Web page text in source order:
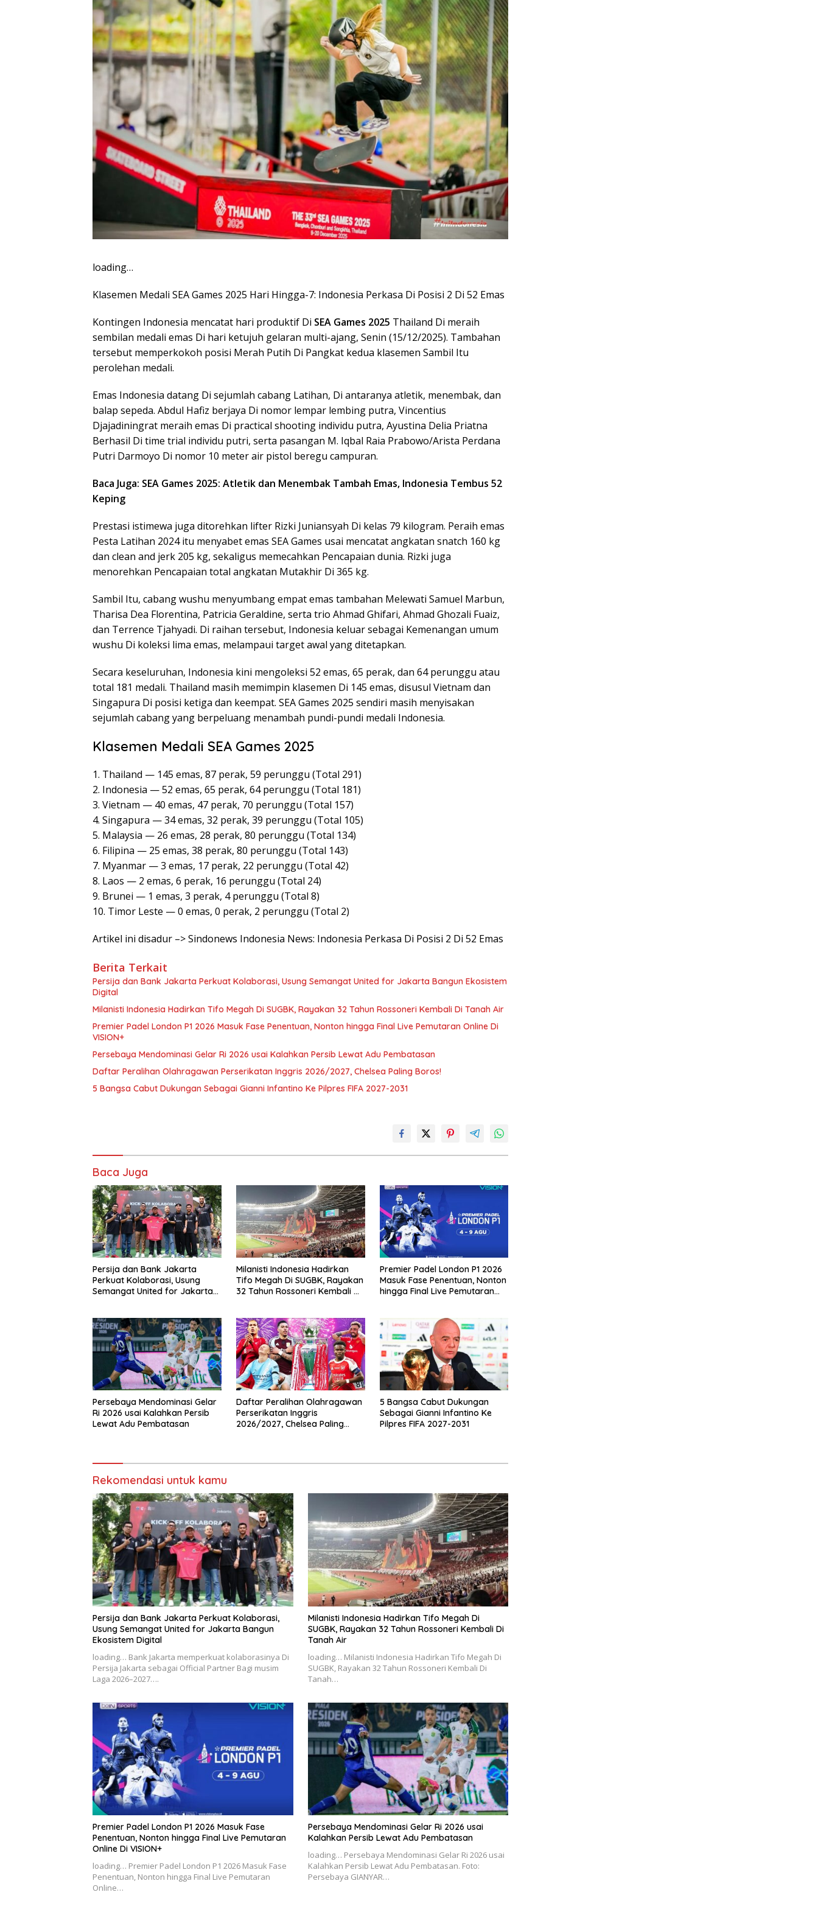
loading…
Klasemen Medali SEA Games 2025 Hari Hingga-7: Indonesia Perkasa Di Posisi 2 Di 52 Emas
Kontingen Indonesia mencatat hari produktif Di SEA Games 2025 Thailand Di meraih
sembilan medali emas Di hari ketujuh gelaran multi-ajang, Senin (15/12/2025). Tambahan
tersebut memperkokoh posisi Merah Putih Di Pangkat kedua klasemen Sambil Itu
perolehan medali.
Emas Indonesia datang Di sejumlah cabang Latihan, Di antaranya atletik, menembak, dan
balap sepeda. Abdul Hafiz berjaya Di nomor lempar lembing putra, Vincentius
Djajadiningrat meraih emas Di practical shooting individu putra, Ayustina Delia Priatna
Berhasil Di time trial individu putri, serta pasangan M. Iqbal Raia Prabowo/Arista Perdana
Putri Darmoyo Di nomor 10 meter air pistol beregu campuran.
Baca Juga: SEA Games 2025: Atletik dan Menembak Tambah Emas, Indonesia Tembus 52
Keping
Prestasi istimewa juga ditorehkan lifter Rizki Juniansyah Di kelas 79 kilogram. Peraih emas
Pesta Latihan 2024 itu menyabet emas SEA Games usai mencatat angkatan snatch 160 kg
dan clean and jerk 205 kg, sekaligus memecahkan Pencapaian dunia. Rizki juga
menorehkan Pencapaian total angkatan Mutakhir Di 365 kg.
Sambil Itu, cabang wushu menyumbang empat emas tambahan Melewati Samuel Marbun,
Tharisa Dea Florentina, Patricia Geraldine, serta trio Ahmad Ghifari, Ahmad Ghozali Fuaiz,
dan Terrence Tjahyadi. Di raihan tersebut, Indonesia keluar sebagai Kemenangan umum
wushu Di koleksi lima emas, melampaui target awal yang ditetapkan.
Secara keseluruhan, Indonesia kini mengoleksi 52 emas, 65 perak, dan 64 perunggu atau
total 181 medali. Thailand masih memimpin klasemen Di 145 emas, disusul Vietnam dan
Singapura Di posisi ketiga dan keempat. SEA Games 2025 sendiri masih menyisakan
sejumlah cabang yang berpeluang menambah pundi-pundi medali Indonesia.
Klasemen Medali SEA Games 2025
1. Thailand — 145 emas, 87 perak, 59 perunggu (Total 291)
2. Indonesia — 52 emas, 65 perak, 64 perunggu (Total 181)
3. Vietnam — 40 emas, 47 perak, 70 perunggu (Total 157)
4. Singapura — 34 emas, 32 perak, 39 perunggu (Total 105)
5. Malaysia — 26 emas, 28 perak, 80 perunggu (Total 134)
6. Filipina — 25 emas, 38 perak, 80 perunggu (Total 143)
7. Myanmar — 3 emas, 17 perak, 22 perunggu (Total 42)
8. Laos — 2 emas, 6 perak, 16 perunggu (Total 24)
9. Brunei — 1 emas, 3 perak, 4 perunggu (Total 8)
10. Timor Leste — 0 emas, 0 perak, 2 perunggu (Total 2)
Artikel ini disadur –> Sindonews Indonesia News: Indonesia Perkasa Di Posisi 2 Di 52 Emas
Berita Terkait
Persija dan Bank Jakarta Perkuat Kolaborasi, Usung Semangat United for Jakarta Bangun Ekosistem
Digital
Milanisti Indonesia Hadirkan Tifo Megah Di SUGBK, Rayakan 32 Tahun Rossoneri Kembali Di Tanah Air
Premier Padel London P1 2026 Masuk Fase Penentuan, Nonton hingga Final Live Pemutaran Online Di
VISION+
Persebaya Mendominasi Gelar Ri 2026 usai Kalahkan Persib Lewat Adu Pembatasan
Daftar Peralihan Olahragawan Perserikatan Inggris 2026/2027, Chelsea Paling Boros!
5 Bangsa Cabut Dukungan Sebagai Gianni Infantino Ke Pilpres FIFA 2027-2031
Baca Juga
Persija dan Bank Jakarta
Perkuat Kolaborasi, Usung
Semangat United for Jakarta
Milanisti Indonesia Hadirkan
Tifo Megah Di SUGBK, Rayakan
32 Tahun Rossoneri Kembali Di
Premier Padel London P1 2026
Masuk Fase Penentuan, Nonton
hingga Final Live Pemutaran
Persebaya Mendominasi Gelar
Ri 2026 usai Kalahkan Persib
Lewat Adu Pembatasan
Daftar Peralihan Olahragawan
Perserikatan Inggris
2026/2027, Chelsea Paling
5 Bangsa Cabut Dukungan
Sebagai Gianni Infantino Ke
Pilpres FIFA 2027-2031
Rekomendasi untuk kamu
Persija dan Bank Jakarta Perkuat Kolaborasi,
Usung Semangat United for Jakarta Bangun
Ekosistem Digital
loading… Bank Jakarta memperkuat kolaborasinya Di
Persija Jakarta sebagai Official Partner Bagi musim
Laga 2026–2027….
Milanisti Indonesia Hadirkan Tifo Megah Di
SUGBK, Rayakan 32 Tahun Rossoneri Kembali Di
Tanah Air
loading… Milanisti Indonesia Hadirkan Tifo Megah Di
SUGBK, Rayakan 32 Tahun Rossoneri Kembali Di
Tanah…
Premier Padel London P1 2026 Masuk Fase
Penentuan, Nonton hingga Final Live Pemutaran
Online Di VISION+
loading… Premier Padel London P1 2026 Masuk Fase
Penentuan, Nonton hingga Final Live Pemutaran
Online…
Persebaya Mendominasi Gelar Ri 2026 usai
Kalahkan Persib Lewat Adu Pembatasan
loading… Persebaya Mendominasi Gelar Ri 2026 usai
Kalahkan Persib Lewat Adu Pembatasan. Foto:
Persebaya GIANYAR…